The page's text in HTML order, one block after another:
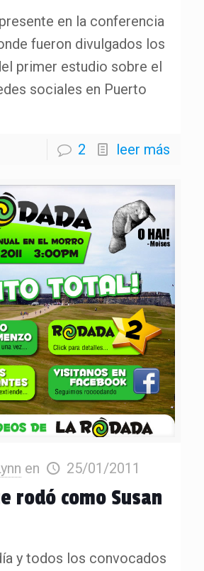
en la conferencia
fueron divulgados los
primer estudio sobre el
sociales en Puerto
2 leer más
en 25/01/2011
rodó como Susan
y todos los convocados